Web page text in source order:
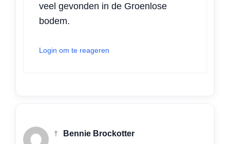
veel gevonden in de Groenlose
bodem.
Login om te reageren
† Bennie Brockotter